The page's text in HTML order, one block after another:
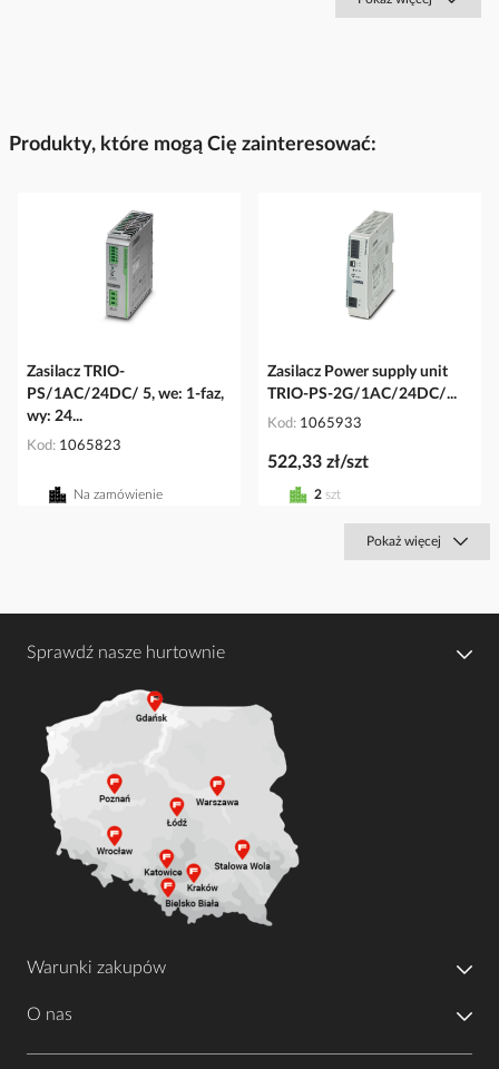
Produkty, które mogą Cię zainteresować:
Zasilacz TRIO-
PS/1AC/24DC/ 5, we: 1-faz,
wy: 24...
Kod 1065823
Na zamówienie
Zasilacz Power supply unit
TRIO-PS-2G/1AC/24DC/...
Kod 1065933
522,33 zł/szt
2 szt
Pokaż więcej
Sprawdź nasze hurtownie
Warunki zakupów
O nas